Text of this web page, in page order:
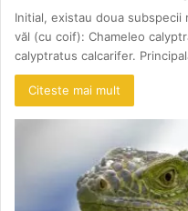
Initial, existau doua
văl (cu coif): Chameleo
calyptratus calcarifer.
Citeste mai mult